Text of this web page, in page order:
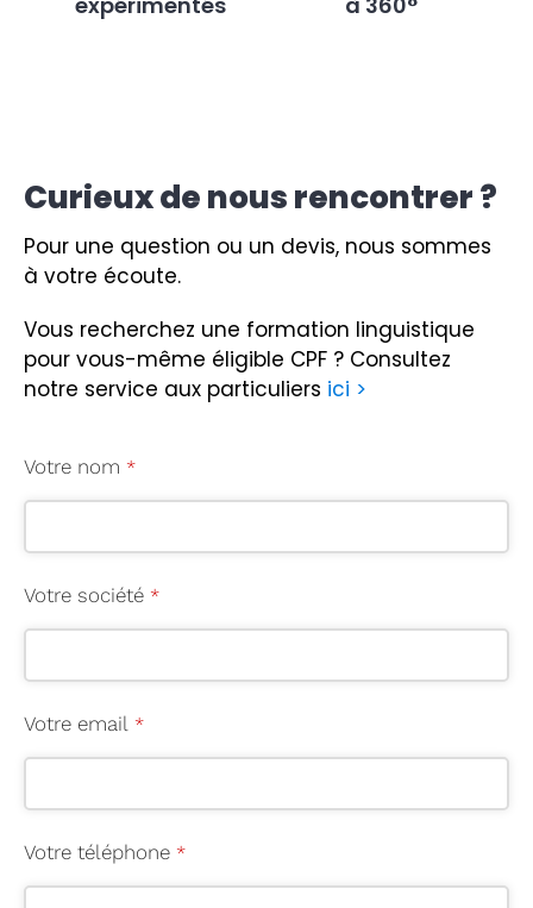
Curieux de nous rencontrer ?
Pour une question ou un devis, nous sommes
à votre écoute.
Vous recherchez une formation linguistique
pour vous-même éligible CPF ? Consultez
notre service aux particuliers ici >
Votre nom *
Votre société *
Votre email *
Votre téléphone *